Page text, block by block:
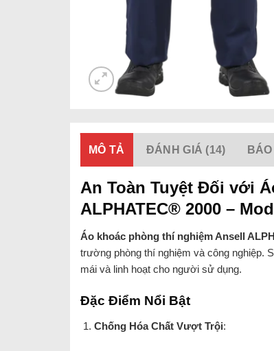
MÔ TẢ ĐÁNH GIÁ (14)
An Toàn Tuyệt Đối với
ALPHATEC® 2000 –
Áo khoác phòng thí nghiệm Ansell
trường phòng thí nghiệm và công nghiệp.
mái và linh hoạt cho người sử dụng.
Đặc Điểm Nổi Bật
Chống Hóa Chất Vượt Trội: